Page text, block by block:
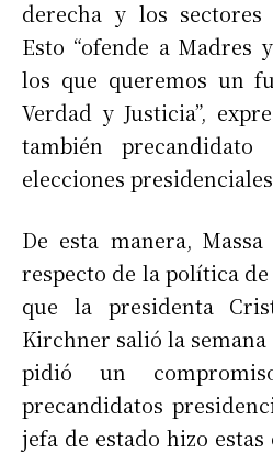
derecha y los sectores
Esto “ofende a Madres
los que queremos un
Verdad y Justicia”,
también
elecciones
De esta manera,
respecto de la política
que la presidenta
Kirchner salió la semana
pidió un
precandidatos
jefa de estado hizo